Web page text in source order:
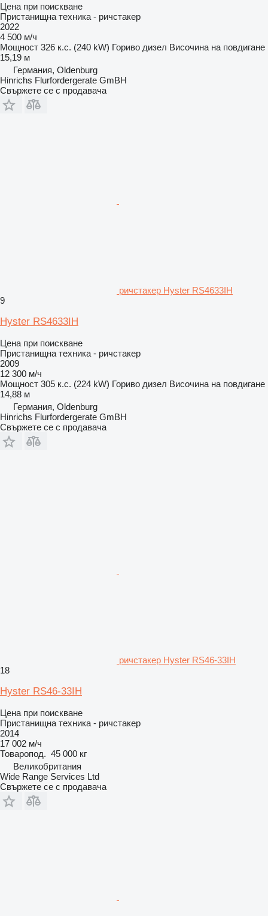
Цена при поискване
Пристанищна техника - ричстакер
2022
4 500 м/ч
Мощност 326 к.с. (240 kW) Гориво дизел Височина на повдигане
15,19 м
Германия, Oldenburg
Hinrichs Flurfordergerate GmBH
Свържете се с продавача
ричстакер Hyster RS4633IH
9
Hyster RS4633IH
Цена при поискване
Пристанищна техника - ричстакер
2009
12 300 м/ч
Мощност 305 к.с. (224 kW) Гориво дизел Височина на повдигане
14,88 м
Германия, Oldenburg
Hinrichs Flurfordergerate GmBH
Свържете се с продавача
ричстакер Hyster RS46-33IH
18
Hyster RS46-33IH
Цена при поискване
Пристанищна техника - ричстакер
2014
17 002 м/ч
Товаропод. 45 000 кг
Великобритания
Wide Range Services Ltd
Свържете се с продавача